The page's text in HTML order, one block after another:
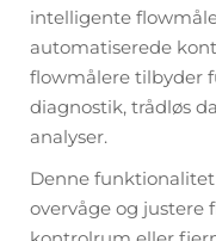
intelligente
automatiserede
flowmålere tilbyder
diagnostik, trådløs
analyser.
Denne
overvåge og justere